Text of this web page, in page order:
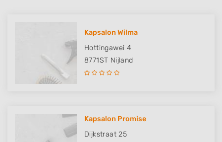
Kapsalon Wilma
Hottingawei 4
8771ST Nijland
Kapsalon Promise
Dijkstraat 25